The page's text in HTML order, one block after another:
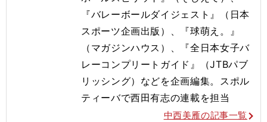
『バレーボールダイジェスト』（日本
スポーツ企画出版）、『球萌え。』
（マガジンハウス）、『全日本女子バ
レーコンプリートガイド』（JTBパブ
リッシング）などを企画編集。スポル
ティーバで西田有志の連載を担当
中西美雁の記事一覧